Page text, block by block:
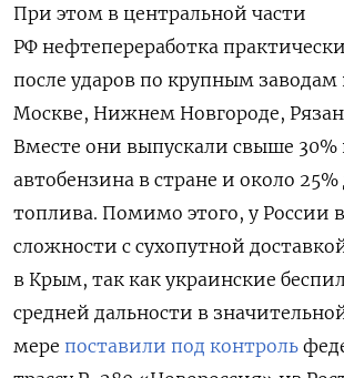
При этом в центральной части
РФ нефтепереработка
после ударов по крупным
Москве, Нижнем Новгороде,
Вместе они выпускали свыше 30%
автобензина в стране и около 25%
топлива. Помимо этого, у России
сложности с сухопутной
в Крым, так как украинские
средней дальности в
мере поставили под контроль